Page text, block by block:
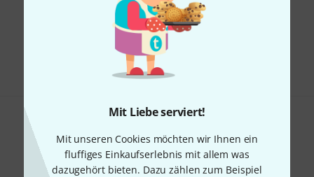
Mit Liebe serviert!
Mit unseren Cookies möchten wir Ihnen ein
fluffiges Einkaufserlebnis mit allem was
dazugehört bieten. Dazu zählen zum Beispiel
Gefällt Ihnen, was Sie sehen?
Teilen Hilfe & Feedback